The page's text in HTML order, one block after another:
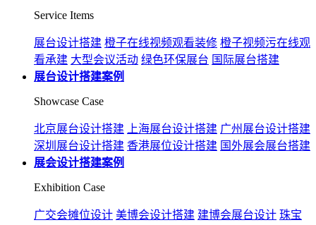
Service Items
展台设计搭建 橙子在线视频观看装修 橙子视频污在线观
看承建 大型会议活动 绿色环保展台 国际展台搭建
展台设计搭建案例
Showcase Case
北京展台设计搭建 上海展台设计搭建 广州展台设计搭建
深圳展台设计搭建 香港展位设计搭建 国外展会展台搭建
展会设计搭建案例
Exhibition Case
广交会摊位设计 美博会设计搭建 建博会展台设计 珠宝